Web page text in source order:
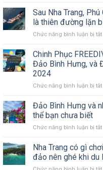
Sau Nha Trang,
là thiên đường lặn
Chức năng bình luận bị tắtở
Chinh Phục
Đảo Bình Hưng, và
2024
Chức năng bình luận bị tắtở
Đảo Bình Hưng và
thể bạn chưa biết
Chức năng bình luận bị tắtở
Nha Trang có gì
đảo nên ghé khi du